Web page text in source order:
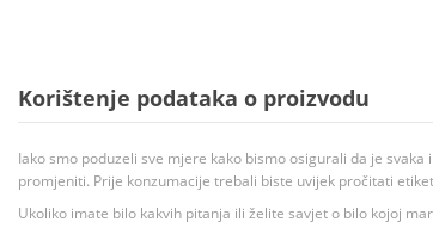
Korištenje podataka o proizvodu
Iako smo poduzeli sve mjere kako bismo osigurali da je
promjeniti. Prije konzumacije trebali biste uvijek pročitati
Ukoliko imate bilo kakvih pitanja ili želite savjet o bilo kojoj